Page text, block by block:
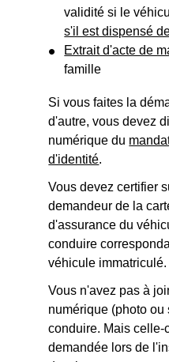
validité si le
s'il est dispensé
Extrait d'acte de
famille
Si vous faites la
d'autre, vous devez
numérique du
d'identité.
Vous devez certifier
demandeur de la
d'assurance du
conduire
véhicule immatriculé.
Vous n'avez pas à
numérique (photo ou
conduire. Mais celle-
demandée lors de